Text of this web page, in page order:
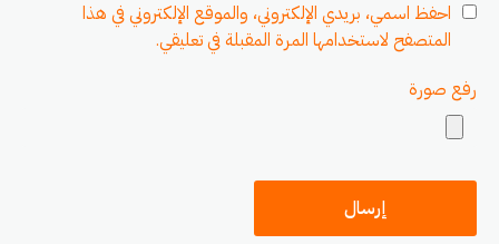
احفظ اسمي، بريدي الإلكتروني، والموقع الإلكتروني في هذا
المتصفح لاستخدامها المرة المقبلة في تعليقي.
رفع صورة